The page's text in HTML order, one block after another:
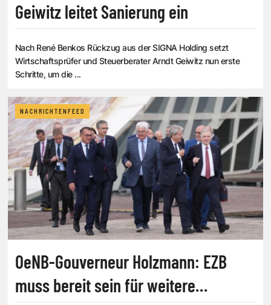
Geiwitz leitet Sanierung ein
Nach René Benkos Rückzug aus der SIGNA Holding setzt
Wirtschaftsprüfer und Steuerberater Arndt Geiwitz nun erste
Schritte, um die ...
NACHRICHTENFEED
OeNB-Gouverneur Holzmann: EZB
muss bereit sein für weitere